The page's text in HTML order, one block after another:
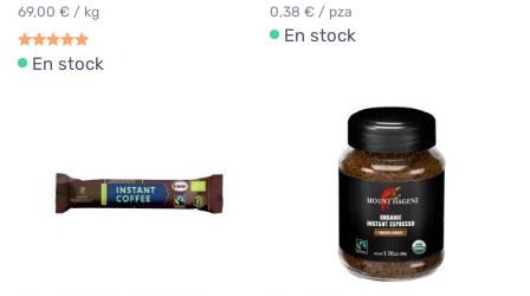
69,00 € / kg
En stock
0,38 € / pza
En stock